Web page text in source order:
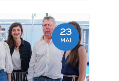
23
MAI